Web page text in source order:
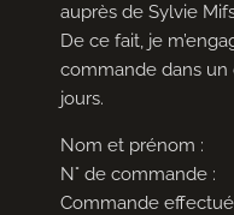
auprès de Sylvie
De ce fait, je
commande dans un
jours.
Nom et prénom :
N° de commande :
Commande